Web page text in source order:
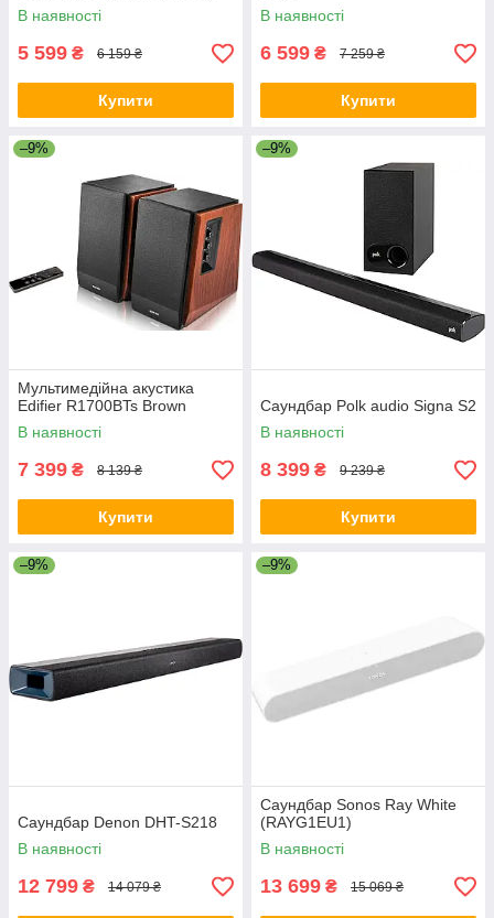
В наявності
5 599 ₴ 6 159 ₴
Купити
В наявності
6 599 ₴ 7 259 ₴
Купити
–9%
Мультимедійна акустика
Edifier R1700BTs Brown
В наявності
7 399 ₴ 8 139 ₴
Купити
–9%
Саундбар Polk audio Signa S2
В наявності
8 399 ₴ 9 239 ₴
Купити
–9%
Саундбар Denon DHT-S218
В наявності
12 799 ₴ 14 079 ₴
–9%
Саундбар Sonos Ray White
(RAYG1EU1)
В наявності
13 699 ₴ 15 069 ₴